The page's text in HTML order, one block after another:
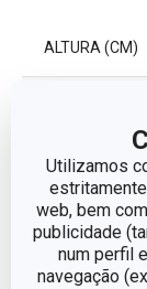
Utilizamos
web, bem
publicidade
num perfil
navegação
ALTURA (CM)
Outros